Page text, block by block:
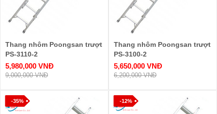
Thang nhôm Poongsan trượt
PS-3110-2
5,980,000 VNĐ
9,000,000 VNĐ
Thang nhôm Poongsan trượt
PS-3100-2
5,650,000 VNĐ
6,200,000 VNĐ
-35% -12%